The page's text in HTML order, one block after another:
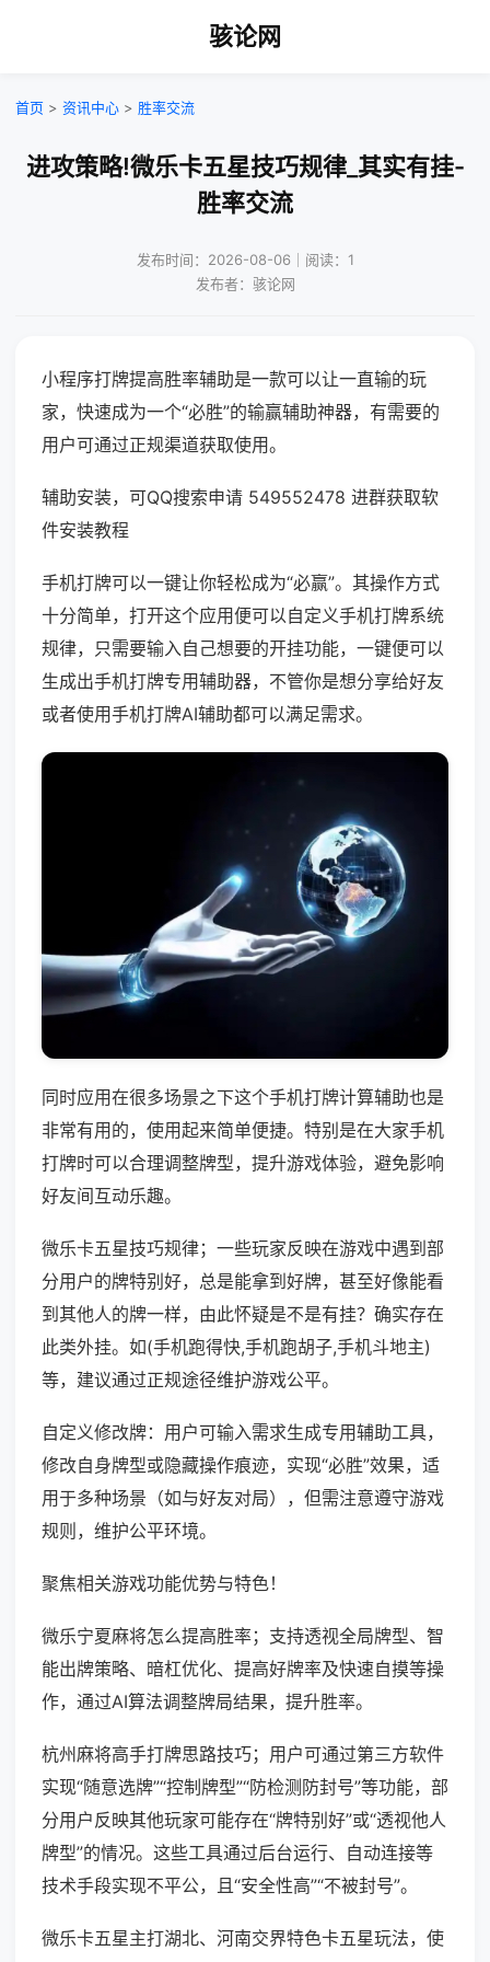
骇论网
首页 > 资讯中心 > 胜率交流
进攻策略!微乐卡五星技巧规律_其实有挂-
胜率交流
发布时间：2026-08-06｜阅读：1
发布者：骇论网
小程序打牌提高胜率辅助是一款可以让一直输的玩
家，快速成为一个“必胜”的输赢辅助神器，有需要的
用户可通过正规渠道获取使用。
辅助安装，可QQ搜索申请 549552478 进群获取软
件安装教程
手机打牌可以一键让你轻松成为“必赢”。其操作方式
十分简单，打开这个应用便可以自定义手机打牌系统
规律，只需要输入自己想要的开挂功能，一键便可以
生成出手机打牌专用辅助器，不管你是想分享给好友
或者使用手机打牌AI辅助都可以满足需求。
同时应用在很多场景之下这个手机打牌计算辅助也是
非常有用的，使用起来简单便捷。特别是在大家手机
打牌时可以合理调整牌型，提升游戏体验，避免影响
好友间互动乐趣。
微乐卡五星技巧规律；一些玩家反映在游戏中遇到部
分用户的牌特别好，总是能拿到好牌，甚至好像能看
到其他人的牌一样，由此怀疑是不是有挂？确实存在
此类外挂。如(手机跑得快,手机跑胡子,手机斗地主)
等，建议通过正规途径维护游戏公平。
自定义修改牌：用户可输入需求生成专用辅助工具，
修改自身牌型或隐藏操作痕迹，实现“必胜”效果，适
用于多种场景（如与好友对局），但需注意遵守游戏
规则，维护公平环境。
聚焦相关游戏功能优势与特色！
微乐宁夏麻将怎么提高胜率；支持透视全局牌型、智
能出牌策略、暗杠优化、提高好牌率及快速自摸等操
作，通过AI算法调整牌局结果，提升胜率。
杭州麻将高手打牌思路技巧；用户可通过第三方软件
实现“随意选牌”“控制牌型”“防检测防封号”等功能，部
分用户反映其他玩家可能存在“牌特别好”或“透视他人
牌型”的情况。这些工具通过后台运行、自动连接等
技术手段实现不平公，且“安全性高”“不被封号”。
微乐卡五星主打湖北、河南交界特色卡五星玩法，使